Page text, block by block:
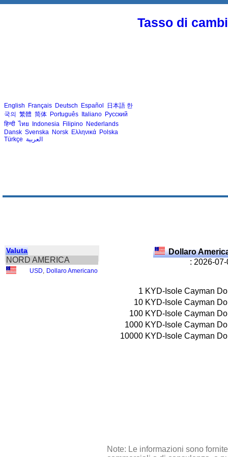
Tasso di
English Français Deutsch Español 日本語 한
국의 繁體 简体 Português Italiano Русский
हिन्दी ไทย Indonesia Filipino Nederlands
Dansk Svenska Norsk Ελληνικά Polska
Türkçe العربية
Valuta
NORD AMERICA
USD Dollaro Americano
Dollaro
: 2026-
1 KYD-Isole Cayman
10 KYD-Isole Cayman
100 KYD-Isole Cayman
1000 KYD-Isole Cayman
10000 KYD-Isole Cayman
Note: Le informazioni sono